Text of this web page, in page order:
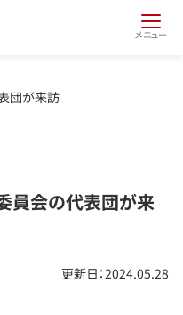
メニュー
団が来訪
員会の代表団が来
更新日：2024.05.28